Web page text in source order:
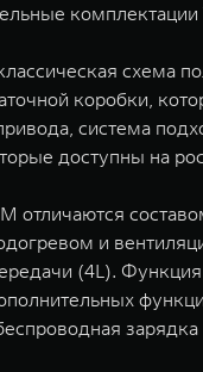
комплектации
схема
коробки,
система
доступны на
и
(4L).